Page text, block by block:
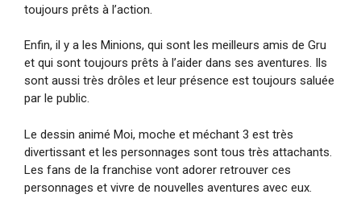
toujours prêts à l’action.
Enfin, il y a les Minions, qui sont les meilleurs amis de Gru
et qui sont toujours prêts à l’aider dans ses aventures. Ils
sont aussi très drôles et leur présence est toujours saluée
par le public.
Le dessin animé Moi, moche et méchant 3 est très
divertissant et les personnages sont tous très attachants.
Les fans de la franchise vont adorer retrouver ces
personnages et vivre de nouvelles aventures avec eux.